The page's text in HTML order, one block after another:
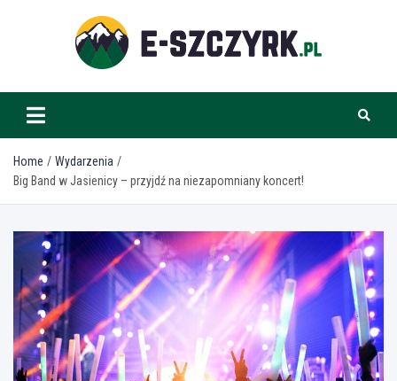
e-szczyrk.pl
Home
Wydarzenia
Big Band w Jasienicy – przyjdź na niezapomniany koncert!